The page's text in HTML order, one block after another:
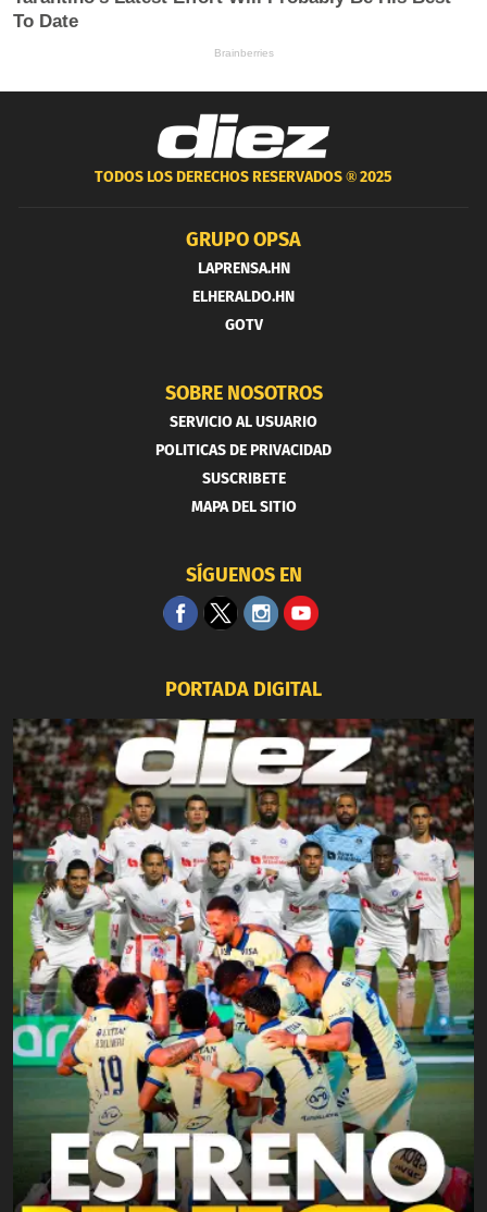
TODOS LOS DERECHOS RESERVADOS ®2025
GRUPO OPSA
LAPRENSA.HN
ELHERALDO.HN
GOTV
SOBRE NOSOTROS
SERVICIO AL USUARIO
POLITICAS DE PRIVACIDAD
SUSCRIBETE
MAPA DEL SITIO
SÍGUENOS EN
PORTADA DIGITAL